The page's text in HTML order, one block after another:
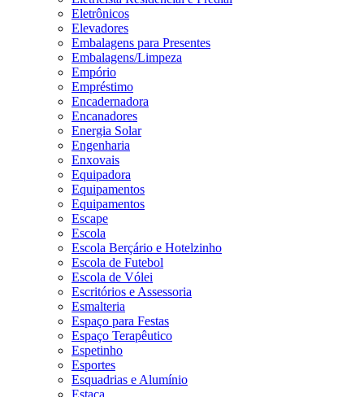
Eletrônicos
Elevadores
Embalagens para Presentes
Embalagens/Limpeza
Empório
Empréstimo
Encadernadora
Encanadores
Energia Solar
Engenharia
Enxovais
Equipadora
Equipamentos
Equipamentos
Escape
Escola
Escola Berçário e Hotelzinho
Escola de Futebol
Escola de Vólei
Escritórios e Assessoria
Esmalteria
Espaço para Festas
Espaço Terapêutico
Espetinho
Esportes
Esquadrias e Alumínio
Estaca